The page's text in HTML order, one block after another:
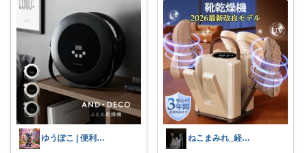
ゆうぽこ | 便利で快適暮らし ねこまみれ_経由感謝致します🐈